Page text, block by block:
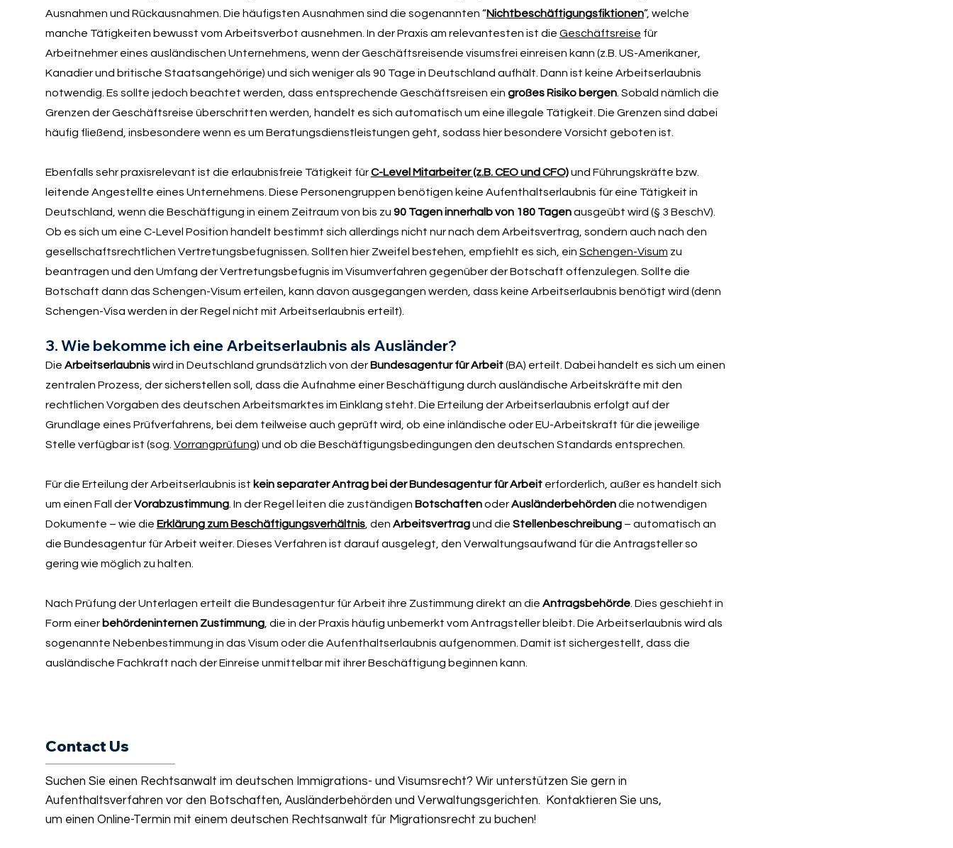
Contact Us
Suchen Sie einen Rechtsanwalt im deutschen Immigrations- und Visumsrecht? Wir unterstützen Sie gern in
Aufenthaltsverfahren vor den Botschaften, Ausländerbehörden und Verwaltungsgerichten. Kontaktieren Sie uns,
um einen Online-Termin mit einem deutschen Rechtsanwalt für Migrationsrecht zu buchen!
Ausnahmen und Rückausnahmen. Die häufigsten Ausnahmen sind die sogenannten “Nichtbeschäftigungsfiktionen”, welche
manche Tätigkeiten bewusst vom Arbeitsverbot ausnehmen. In der Praxis am relevantesten ist die Geschäftsreise für
Arbeitnehmer eines ausländischen Unternehmens, wenn der Geschäftsreisende visumsfrei einreisen kann (z.B. US-Amerikaner,
Kanadier und britische Staatsangehörige) und sich weniger als 90 Tage in Deutschland aufhält. Dann ist keine Arbeitserlaubnis
notwendig. Es sollte jedoch beachtet werden, dass entsprechende Geschäftsreisen ein großes Risiko bergen. Sobald nämlich die
Grenzen der Geschäftsreise überschritten werden, handelt es sich automatisch um eine illegale Tätigkeit. Die Grenzen sind dabei
häufig fließend, insbesondere wenn es um Beratungsdienstleistungen geht, sodass hier besondere Vorsicht geboten ist.
Ebenfalls sehr praxisrelevant ist die erlaubnisfreie Tätigkeit fürC-Level Mitarbeiter (z.B. CEO und CFO)und Führungskräfte bzw.
leitende Angestellte eines Unternehmens. Diese Personengruppen benötigen keine Aufenthaltserlaubnis für eine Tätigkeit in
Deutschland, wenn die Beschäftigung in einem Zeitraum von bis zu 90 Tagen innerhalb von 180 Tagenausgeübt wird (§ 3 BeschV).
Ob es sich um eine C-Level Position handelt bestimmt sich allerdings nicht nur nach dem Arbeitsvertrag, sondern auch nach den
gesellschaftsrechtlichen Vertretungsbefugnissen. Sollten hier Zweifel bestehen, empfiehlt es sich, ein Schengen-Visum zu
beantragen und den Umfang der Vertretungsbefugnis im Visumverfahren gegenüber der Botschaft offenzulegen. Sollte die
Botschaft dann das Schengen-Visum erteilen, kann davon ausgegangen werden, dass keine Arbeitserlaubnis benötigt wird (denn
Schengen-Visa werden in der Regel nicht mit Arbeitserlaubnis erteilt).
3. Wie bekomme ich eine Arbeitserlaubnis als Ausländer?
Die Arbeitserlaubniswird in Deutschland grundsätzlich von der Bundesagentur für Arbeit(BA) erteilt. Dabei handelt es sich um einen
zentralen Prozess, der sicherstellen soll, dass die Aufnahme einer Beschäftigung durch ausländische Arbeitskräfte mit den
rechtlichen Vorgaben des deutschen Arbeitsmarktes im Einklang steht. Die Erteilung der Arbeitserlaubnis erfolgt auf der
Grundlage eines Prüfverfahrens, bei dem teilweise auch geprüft wird, ob eine inländische oder EU-Arbeitskraft für die jeweilige
Stelle verfügbar ist (sog. Vorrangprüfung) und ob die Beschäftigungsbedingungen den deutschen Standards entsprechen.
Für die Erteilung der Arbeitserlaubnis ist kein separater Antrag bei der Bundesagentur für Arbeiterforderlich, außer es handelt sich
um einen Fall derVorabzustimmung. In der Regel leiten die zuständigen BotschaftenoderAusländerbehördendie notwendigen
Dokumente – wie die Erklärung zum Beschäftigungsverhältnis, den Arbeitsvertragund die Stellenbeschreibung– automatisch an
die Bundesagentur für Arbeit weiter. Dieses Verfahren ist darauf ausgelegt, den Verwaltungsaufwand für die Antragsteller so
gering wie möglich zu halten.
Nach Prüfung der Unterlagen erteilt die Bundesagentur für Arbeit ihre Zustimmung direkt an die Antragsbehörde. Dies geschieht in
Form einer behördeninternen Zustimmung, die in der Praxis häufig unbemerkt vom Antragsteller bleibt. Die Arbeitserlaubnis wird als
sogenannte Nebenbestimmung in das Visum oder die Aufenthaltserlaubnis aufgenommen. Damit ist sichergestellt, dass die
ausländische Fachkraft nach der Einreise unmittelbar mit ihrer Beschäftigung beginnen kann.